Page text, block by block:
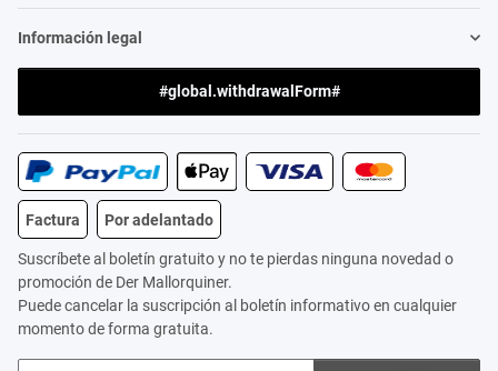
Información legal
#global.withdrawalForm#
Factura Por adelantado
Suscríbete al boletín gratuito y no te pierdas ninguna novedad o
promoción de Der Mallorquiner.
Puede cancelar la suscripción al boletín informativo en cualquier
momento de forma gratuita.